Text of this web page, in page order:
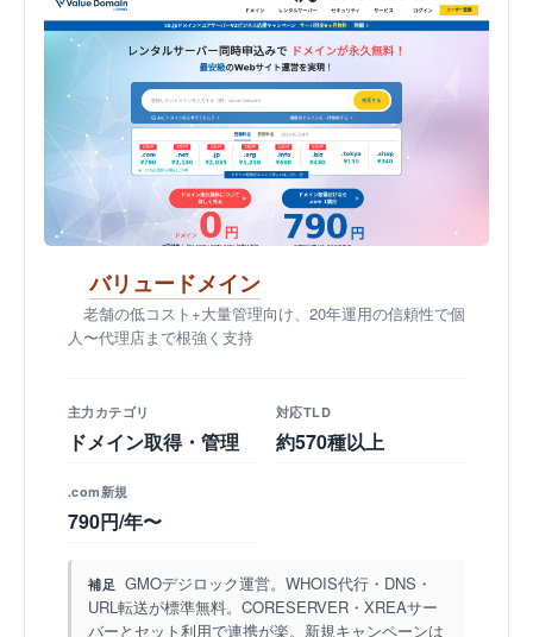
バリュードメイン
老舗の低コスト+大量管理向け、20年運用の信頼性で個
人〜代理店まで根強く支持
主力カテゴリ
ドメイン取得・管理
対応TLD
約570種以上
.com新規
790円/年〜
補足
GMOデジロック運営。WHOIS代行・DNS・
URL転送が標準無料。CORESERVER・XREAサー
バーとセット利用で連携が楽。新規キャンペーンは